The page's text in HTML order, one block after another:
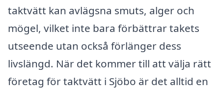
taktvätt kan avlägsna smuts, alger och
mögel, vilket inte bara förbättrar takets
utseende utan också förlänger dess
livslängd. När det kommer till att välja rätt
företag för taktvätt i Sjöbo är det alltid en